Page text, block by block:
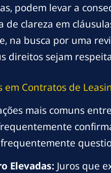
podem levar a
de clareza em
na busca por uma
direitos sejam
em Contratos de
mais comuns
Elevadas: Juros que